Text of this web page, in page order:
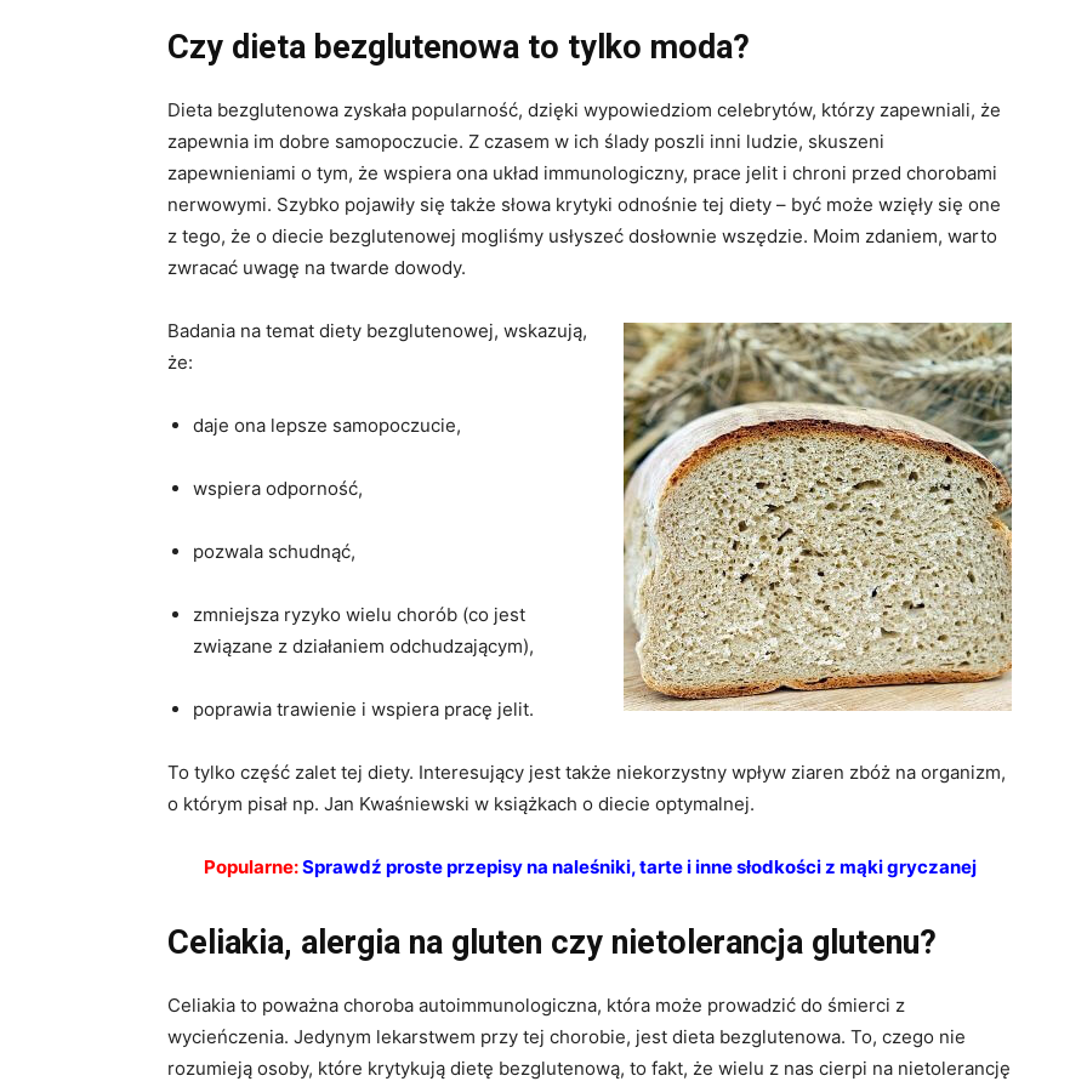
Czy dieta bezglutenowa to tylko moda?
Dieta bezglutenowa zyskała popularność, dzięki wypowiedziom celebrytów, którzy zapewniali, że
zapewnia im dobre samopoczucie. Z czasem w ich ślady poszli inni ludzie, skuszeni
zapewnieniami o tym, że wspiera ona układ immunologiczny, prace jelit i chroni przed chorobami
nerwowymi. Szybko pojawiły się także słowa krytyki odnośnie tej diety – być może wzięły się one
z tego, że o diecie bezglutenowej mogliśmy usłyszeć dosłownie wszędzie. Moim zdaniem, warto
zwracać uwagę na twarde dowody.
Badania na temat diety bezglutenowej, wskazują,
że:
daje ona lepsze samopoczucie,
wspiera odporność,
pozwala schudnąć,
zmniejsza ryzyko wielu chorób (co jest
związane z działaniem odchudzającym),
poprawia trawienie i wspiera pracę jelit.
To tylko część zalet tej diety. Interesujący jest także niekorzystny wpływ ziaren zbóż na organizm,
o którym pisał np. Jan Kwaśniewski w książkach o diecie optymalnej.
Popularne:Sprawdź proste przepisy na naleśniki, tarte i inne słodkości z mąki gryczanej
Celiakia, alergia na gluten czy nietolerancja glutenu?
Celiakia to poważna choroba autoimmunologiczna, która może prowadzić do śmierci z
wycieńczenia. Jedynym lekarstwem przy tej chorobie, jest dieta bezglutenowa. To, czego nie
rozumieją osoby, które krytykują dietę bezglutenową, to fakt, że wielu z nas cierpi na nietolerancję